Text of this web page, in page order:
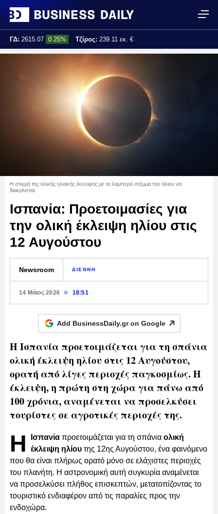
ΓΔ: 2615.07 0.25% Τζίρος: 239.11 εκ. €
17:25:01
Η στιγμή της ολικής ηλιακής έκλειψης με το λαμπερό στέμμα του ήλιου να
διακρίνεται.
Ισπανία: Προετοιμασίες για
την ολική έκλειψη ηλίου στις
12 Αυγούστου
Newsroom ΔΙΕΘΝΗ
14 Μάιος 2026 18:51
Add BusinessDaily.gr on Google
Η Ισπανία προετοιμάζεται για τη σπάνια
ολική έκλειψη ηλίου στις 12 Αυγούστου,
ορατή από λίγες περιοχές παγκοσμίως. Η
έκλειψη, η πρώτη στη χώρα για πάνω από
100 χρόνια, αναμένεται να προσελκύσει
τουρίστες σε αγροτικές περιοχές της.
Η Ισπανία προετοιμάζεται για τη σπάνια ολική
έκλειψη ηλίου της 12ης Αυγούστου, ένα φαινόμενο
που θα είναι πλήρως ορατό μόνο σε ελάχιστες περιοχές
του πλανήτη. Η αστρονομική αυτή συγκυρία αναμένεται
να προσελκύσει πλήθος επισκεπτών, μετατοπίζοντας το
τουριστικό ενδιαφέρον από τις παραλίες προς την
ενδοχώρα.